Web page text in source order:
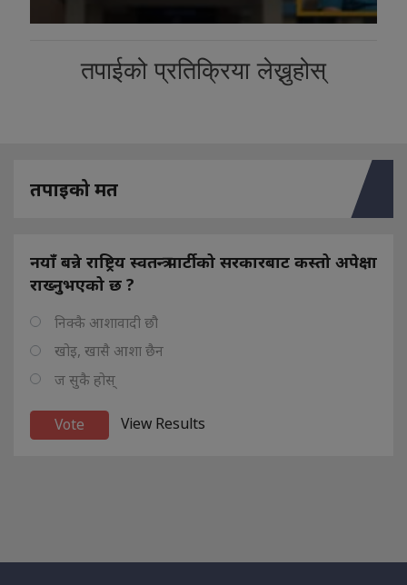
तपाईको प्रतिक्रिया लेख्नुहोस्
तपाइको मत
नयाँ बन्ने राष्ट्रिय स्वतन्त्र पार्टीको सरकारबाट कस्तो अपेक्षा
राख्नुभएको छ ?
निक्कै आशावादी छौ
खोइ, खासै आशा छैन
ज सुकै होस्
View Results